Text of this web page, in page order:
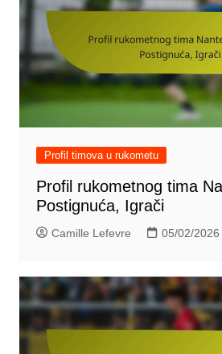
Profil timova u rukometu
Profil rukometnog tima
Postignuća, Igrači
Camille Lefevre 05/02/2026